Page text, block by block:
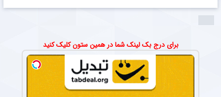
برای درج بک لینک شما در همین ستون کلیک کنید